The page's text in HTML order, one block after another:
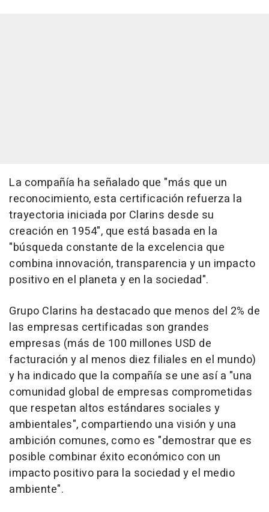
La compañía ha señalado que "más que un
reconocimiento, esta certificación refuerza la
trayectoria iniciada por Clarins desde su
creación en 1954", que está basada en la
"búsqueda constante de la excelencia que
combina innovación, transparencia y un impacto
positivo en el planeta y en la sociedad".
Grupo Clarins ha destacado que menos del 2% de
las empresas certificadas son grandes
empresas (más de 100 millones USD de
facturación y al menos diez filiales en el mundo)
y ha indicado que la compañía se une así a "una
comunidad global de empresas comprometidas
que respetan altos estándares sociales y
ambientales", compartiendo una visión y una
ambición comunes, como es "demostrar que es
posible combinar éxito económico con un
impacto positivo para la sociedad y el medio
ambiente".